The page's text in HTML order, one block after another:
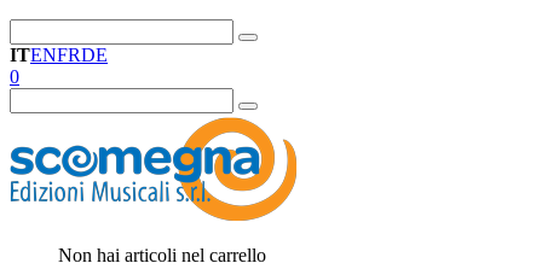
ITENFRDE
0
Non hai articoli nel carrello